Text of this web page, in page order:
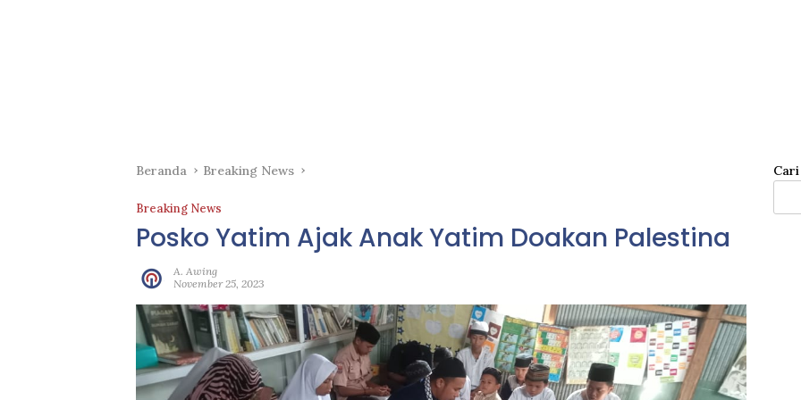
Beranda Breaking News
Breaking News
Posko Yatim Ajak Anak Yatim Doakan Palestina
A. Awing
November 25, 2023
Cari